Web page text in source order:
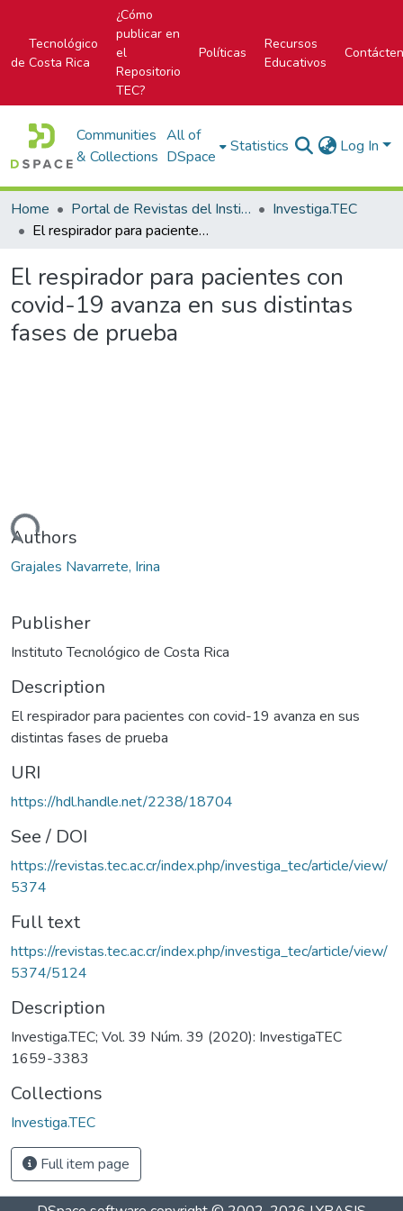
Tecnológico
de Costa Rica
¿Cómo
publicar en
el
Repositorio
TEC?
Políticas
Recursos
Educativos
Communities
& Collections
All of
DSpace
Statistics Log In
Home Portal de Revistas del Instituto Tecnológico de Costa Rica
Investiga.TEC
El respirador para pacientes con covid-19 avanza en sus distintas fases de prueba
El respirador para pacientes con
covid-19 avanza en sus distintas
fases de prueba
Loading...
Authors
Grajales Navarrete, Irina
Publisher
Instituto Tecnológico de Costa Rica
Description
El respirador para pacientes con covid-19 avanza en sus
distintas fases de prueba
URI
https://hdl.handle.net/2238/18704
See / DOI
https://revistas.tec.ac.cr/index.php/investiga_tec/article/view/
5374
Full text
https://revistas.tec.ac.cr/index.php/investiga_tec/article/view/
5374/5124
Description
Investiga.TEC; Vol. 39 Núm. 39 (2020): InvestigaTEC
1659-3383
Collections
Investiga.TEC
Full item page